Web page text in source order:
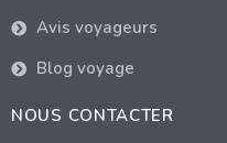
Avis voyageurs
Blog voyage
NOUS CONTACTER